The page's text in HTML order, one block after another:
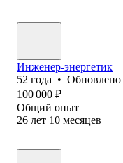
Инженер-энергетик
52 года • Обновлено
100 000 ₽
Общий опыт
26 лет 10 месяцев